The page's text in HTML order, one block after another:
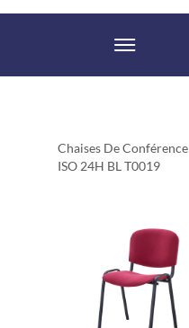
Chaises De Conférence
ISO 24H BL T0019